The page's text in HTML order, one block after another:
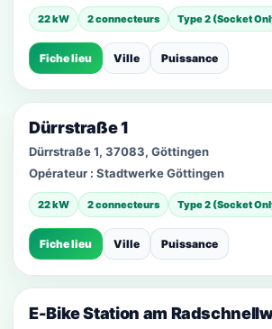
22 kW 2 connecteurs Type 2 (Socket
Fiche lieu Ville Puissance
Dürrstraße 1
Dürrstraße 1, 37083, Göttingen
Opérateur : Stadtwerke Göttingen
22 kW 2 connecteurs Type 2 (Socket
Fiche lieu Ville Puissance
E-Bike Station am